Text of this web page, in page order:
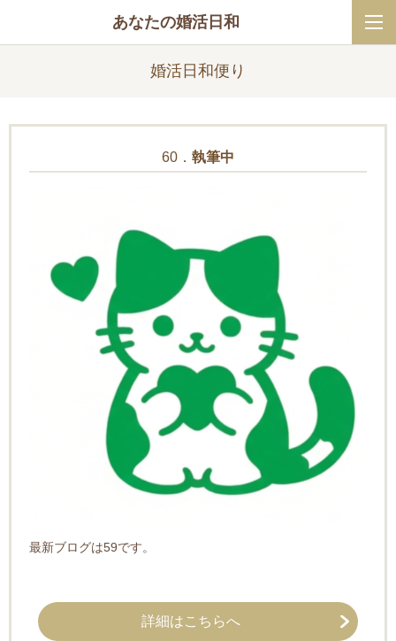
あなたの婚活日和
婚活日和便り
60． 執筆中
最新ブログは59です。
詳細はこちらへ